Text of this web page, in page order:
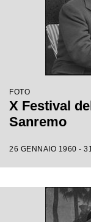
FOTO
X Festival
Sanremo
26 GENNAIO 1960 -